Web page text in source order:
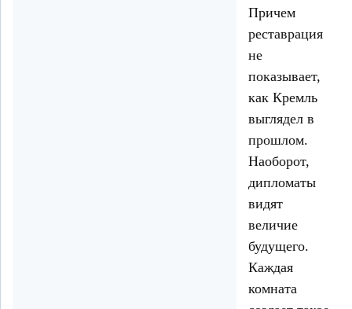
Причем
реставрация
не
показывает,
как Кремль
выглядел в
прошлом.
Наоборот,
дипломаты
видят
величие
будущего.
Каждая
комната